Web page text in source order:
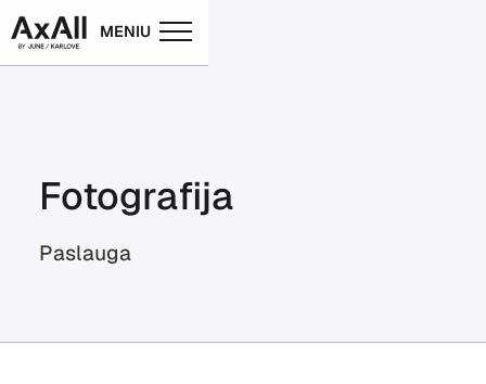
MENIU
Fotografija
Paslauga